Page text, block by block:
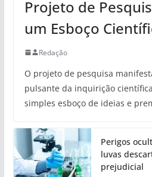
Projeto de
um Esboço
Redação
O projeto de pesquisa
pulsante da inquirição
simples esboço de ideias e
Perigos
luvas
prejudicial